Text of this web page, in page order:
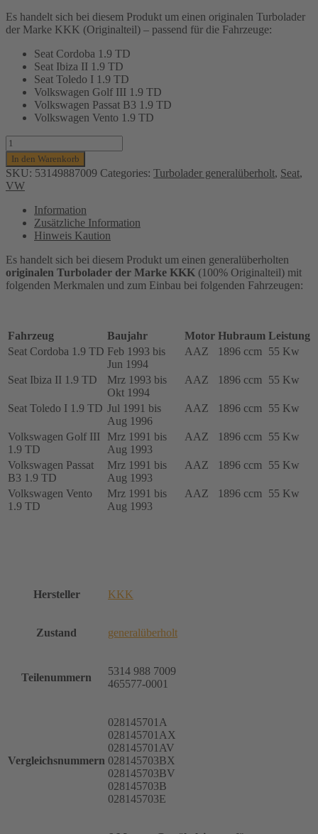
Es handelt sich bei diesem Produkt um einen originalen Turbolader
der Marke KKK (Originalteil) – passend für die Fahrzeuge:
Seat Cordoba 1.9 TD
Seat Ibiza II 1.9 TD
Seat Toledo I 1.9 TD
Volkswagen Golf III 1.9 TD
Volkswagen Passat B3 1.9 TD
Volkswagen Vento 1.9 TD
Turbolader
KKK
(generalüberholt)
für
Seat
TD
-
55
Kw,
465577-
001
Menge
In den Warenkorb
SKU: 53149887009 Categories: Turbolader generalüberholt, Seat,
VW
Information
Zusätzliche Information
Hinweis Kaution
Es handelt sich bei diesem Produkt um einen generalüberholten
originalen Turbolader der Marke KKK (100% Originalteil) mit
folgenden Merkmalen und zum Einbau bei folgenden Fahrzeugen:
Fahrzeug Baujahr Motor Hubraum Leistung
Seat Cordoba 1.9 TD Feb 1993 bis
Jun 1994
AAZ 1896 ccm 55 Kw
Seat Ibiza II 1.9 TD
Mrz 1993 bis
Okt 1994
AAZ 1896 ccm 55 Kw
Seat Toledo I 1.9 TD Jul 1991 bis
Aug 1996
AAZ 1896 ccm 55 Kw
Volkswagen Golf III
1.9 TD
Mrz 1991 bis
Aug 1993
AAZ 1896 ccm 55 Kw
Volkswagen Passat
B3 1.9 TD
Mrz 1991 bis
Aug 1993
AAZ 1896 ccm 55 Kw
Volkswagen Vento
1.9 TD
Mrz 1991 bis
Aug 1993
AAZ 1896 ccm 55 Kw
Hersteller KKK
Zustand generalüberholt
Teilenummern
5314 988 7009
465577-0001
Vergleichsnummern
028145701A
028145701AX
028145701AV
028145703BX
028145703BV
028145703B
028145703E